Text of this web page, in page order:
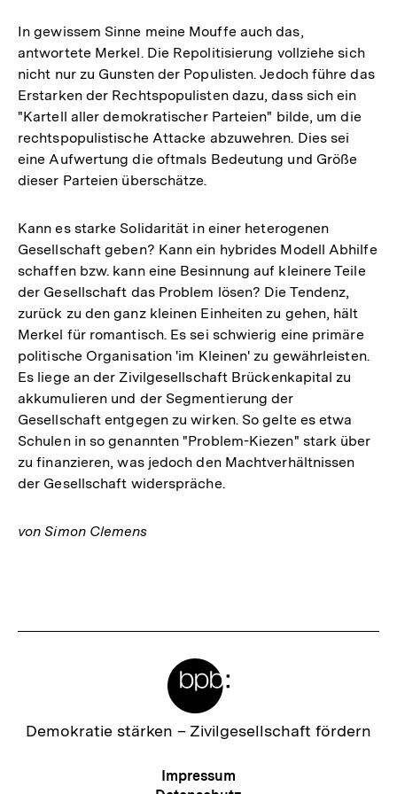
In gewissem Sinne meine Mouffe auch das,
antwortete Merkel. Die Repolitisierung vollziehe sich
nicht nur zu Gunsten der Populisten. Jedoch führe das
Erstarken der Rechtspopulisten dazu, dass sich ein
"Kartell aller demokratischer Parteien" bilde, um die
rechtspopulistische Attacke abzuwehren. Dies sei
eine Aufwertung die oftmals Bedeutung und Größe
dieser Parteien überschätze.
Kann es starke Solidarität in einer heterogenen
Gesellschaft geben? Kann ein hybrides Modell Abhilfe
schaffen bzw. kann eine Besinnung auf kleinere Teile
der Gesellschaft das Problem lösen? Die Tendenz,
zurück zu den ganz kleinen Einheiten zu gehen, hält
Merkel für romantisch. Es sei schwierig eine primäre
politische Organisation 'im Kleinen' zu gewährleisten.
Es liege an der Zivilgesellschaft Brückenkapital zu
akkumulieren und der Segmentierung der
Gesellschaft entgegen zu wirken. So gelte es etwa
Schulen in so genannten "Problem-Kiezen" stark über
zu finanzieren, was jedoch den Machtverhältnissen
der Gesellschaft widerspräche.
von Simon Clemens
Zur
Demokratie stärken – Zivilgesellschaft fördern
Meta-
Impressum